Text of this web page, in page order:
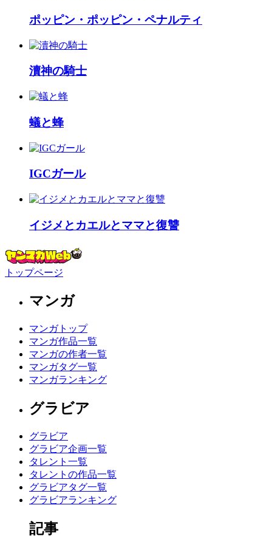
ポッピン・ポッピン・ペナルティ
瀆神の騎士
蟻と蜂
IGCガール
イジメとカエルとママと復讐
トップページ
マンガ
マンガトップ
マンガ作品一覧
マンガの作者一覧
マンガタグ一覧
マンガランキング
グラビア
グラビア
グラビア企画一覧
タレント一覧
タレントの作品一覧
グラビアタグ一覧
グラビアランキング
記事